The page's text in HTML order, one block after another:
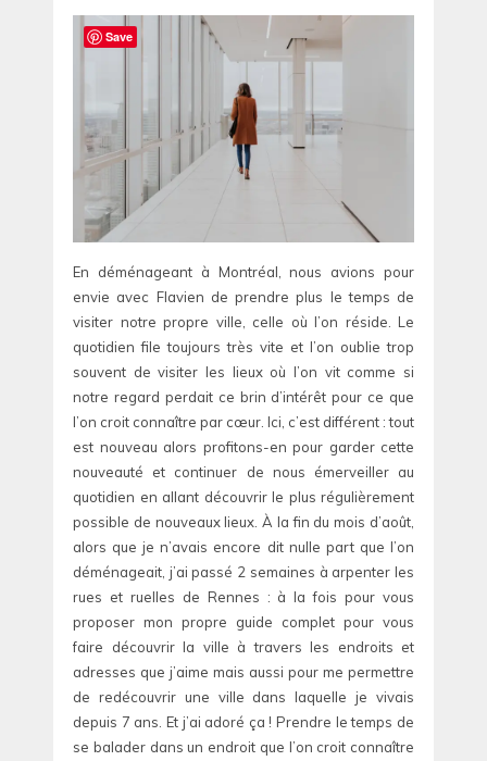
En déménageant à Montréal, nous avions pour
envie avec Flavien de prendre plus le temps de
visiter notre propre ville, celle où l’on réside. Le
quotidien file toujours très vite et l’on oublie trop
souvent de visiter les lieux où l’on vit comme si
notre regard perdait ce brin d’intérêt pour ce que
l’on croit connaître par cœur. Ici, c’est différent : tout
est nouveau alors profitons-en pour garder cette
nouveauté et continuer de nous émerveiller au
quotidien en allant découvrir le plus régulièrement
possible de nouveaux lieux. À la fin du mois d’août,
alors que je n’avais encore dit nulle part que l’on
déménageait, j’ai passé 2 semaines à arpenter les
rues et ruelles de Rennes : à la fois pour vous
proposer mon propre guide complet pour vous
faire découvrir la ville à travers les endroits et
adresses que j’aime mais aussi pour me permettre
de redécouvrir une ville dans laquelle je vivais
depuis 7 ans. Et j’ai adoré ça ! Prendre le temps de
se balader dans un endroit que l’on croit connaître
Save